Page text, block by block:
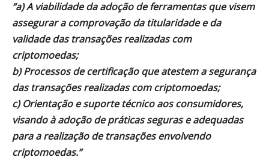
“a) A viabilidade da adoção de ferramentas que visem
assegurar a comprovação da titularidade e da
validade das transações realizadas com
criptomoedas;
b) Processos de certificação que atestem a segurança
das transações realizadas comcriptomoedas;
c) Orientação e suporte técnico aos consumidores,
visando à adoção de práticas seguras eadequadas
para a realização de transações envolvendo
criptomoedas.”